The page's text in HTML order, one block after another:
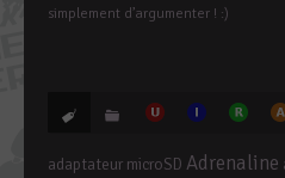
simplement d’argumenter ! :)
adaptateur microSD Adrenaline